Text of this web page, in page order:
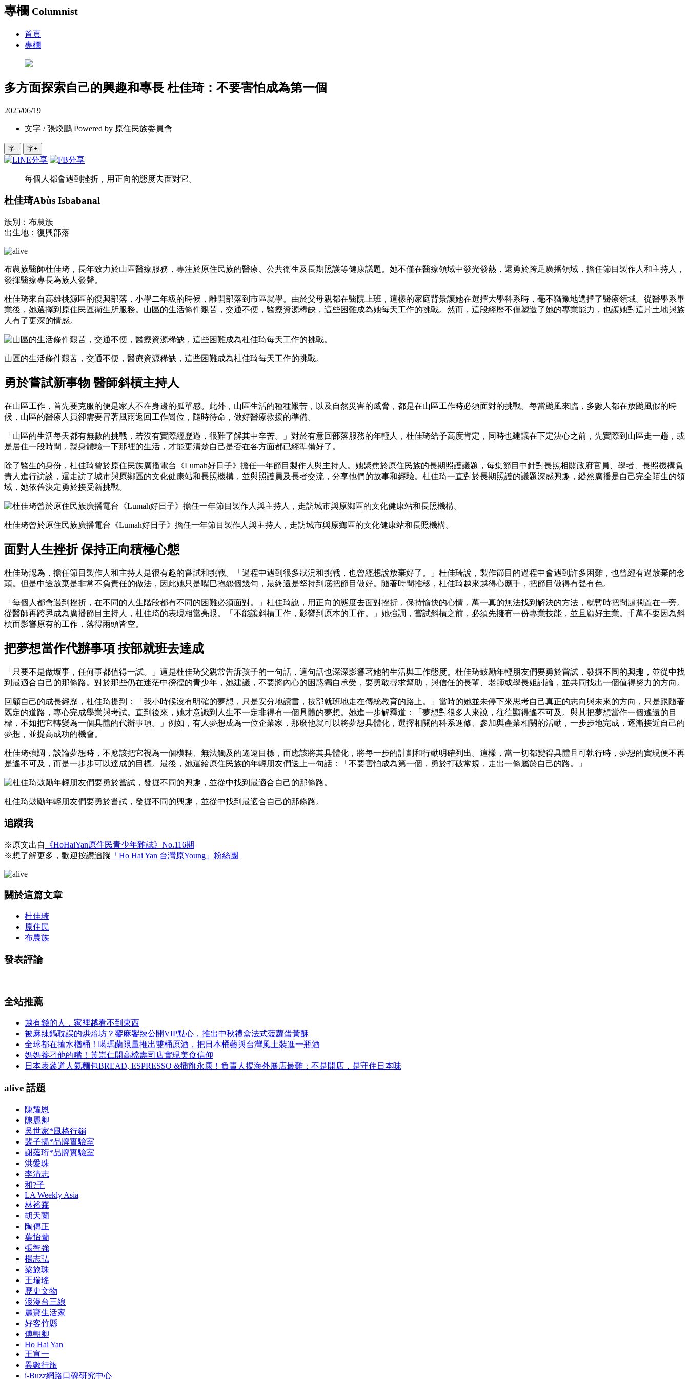
專欄 Columnist
首頁
專欄
多方面探索自己的興趣和專長 杜佳琦：不要害怕成為第一個
2025/06/19
文字 / 張煥鵬 Powered by 原住民族委員會
字- 字+
每個人都會遇到挫折，用正向的態度去面對它。
杜佳琦Abùs Isbabanal
族別：布農族
出生地：復興部落
布農族醫師杜佳琦，長年致力於山區醫療服務，專注於原住民族的醫療、公共衛生及長期照護等健康議題。她不僅在醫療領域中發光發熱，還勇於跨足廣播領域，擔任節目製作人和主持人，
發揮醫療專長為族人發聲。
杜佳琦來自高雄桃源區的復興部落，小學二年級的時候，離開部落到市區就學。由於父母親都在醫院上班，這樣的家庭背景讓她在選擇大學科系時，毫不猶豫地選擇了醫療領域。從醫學系畢
業後，她選擇到原住民區衛生所服務。山區的生活條件艱苦，交通不便，醫療資源稀缺，這些困難成為她每天工作的挑戰。然而，這段經歷不僅塑造了她的專業能力，也讓她對這片土地與族
人有了更深的情感。
山區的生活條件艱苦，交通不便，醫療資源稀缺，這些困難成為杜佳琦每天工作的挑戰。
勇於嘗試新事物 醫師斜槓主持人
在山區工作，首先要克服的便是家人不在身邊的孤單感。此外，山區生活的種種艱苦，以及自然災害的威脅，都是在山區工作時必須面對的挑戰。每當颱風來臨，多數人都在放颱風假的時
候，山區的醫療人員卻需要冒著風雨返回工作崗位，隨時待命，做好醫療救援的準備。
「山區的生活每天都有無數的挑戰，若沒有實際經歷過，很難了解其中辛苦。」對於有意回部落服務的年輕人，杜佳琦給予高度肯定，同時也建議在下定決心之前，先實際到山區走一趟，或
是居住一段時間，親身體驗一下那裡的生活，才能更清楚自己是否在各方面都已經準備好了。
除了醫生的身份，杜佳琦曾於原住民族廣播電台《Lumah好日子》擔任一年節目製作人與主持人。她聚焦於原住民族的長期照護議題，每集節目中針對長照相關政府官員、學者、長照機構負
責人進行訪談，還走訪了城市與原鄉區的文化健康站和長照機構，並與照護員及長者交流，分享他們的故事和經驗。杜佳琦一直對於長期照護的議題深感興趣，縱然廣播是自己完全陌生的領
域，她依舊決定勇於接受新挑戰。
杜佳琦曾於原住民族廣播電台《Lumah好日子》擔任一年節目製作人與主持人，走訪城市與原鄉區的文化健康站和長照機構。
面對人生挫折 保持正向積極心態
杜佳琦認為，擔任節目製作人和主持人是很有趣的嘗試和挑戰。「過程中遇到很多狀況和挑戰，也曾經想說放棄好了。」杜佳琦說，製作節目的過程中會遇到許多困難，也曾經有過放棄的念
頭。但是中途放棄是非常不負責任的做法，因此她只是嘴巴抱怨個幾句，最終還是堅持到底把節目做好。隨著時間推移，杜佳琦越來越得心應手，把節目做得有聲有色。
「每個人都會遇到挫折，在不同的人生階段都有不同的困難必須面對。」杜佳琦說，用正向的態度去面對挫折，保持愉快的心情，萬一真的無法找到解決的方法，就暫時把問題擱置在一旁。
從醫師再跨界成為廣播節目主持人，杜佳琦的表現相當亮眼。「不能讓斜槓工作，影響到原本的工作。」她強調，嘗試斜槓之前，必須先擁有一份專業技能，並且顧好主業。千萬不要因為斜
槓而影響原有的工作，落得兩頭皆空。
把夢想當作代辦事項 按部就班去達成
「只要不是做壞事，任何事都值得一試。」這是杜佳琦父親常告訴孩子的一句話，這句話也深深影響著她的生活與工作態度。杜佳琦鼓勵年輕朋友們要勇於嘗試，發掘不同的興趣，並從中找
到最適合自己的那條路。對於那些仍在迷茫中徬徨的青少年，她建議，不要將內心的困惑獨自承受，要勇敢尋求幫助，與信任的長輩、老師或學長姐討論，並共同找出一個值得努力的方向。
回顧自己的成長經歷，杜佳琦提到：「我小時候沒有明確的夢想，只是安分地讀書，按部就班地走在傳統教育的路上。」當時的她並未停下來思考自己真正的志向與未來的方向，只是跟隨著
既定的道路，專心完成學業與考試。直到後來，她才意識到人生不一定非得有一個具體的夢想。她進一步解釋道：「夢想對很多人來說，往往顯得遙不可及。與其把夢想當作一個遙遠的目
標，不如把它轉變為一個具體的代辦事項。」例如，有人夢想成為一位企業家，那麼他就可以將夢想具體化，選擇相關的科系進修、參加與產業相關的活動，一步步地完成，逐漸接近自己的
夢想，並提高成功的機會。
杜佳琦強調，談論夢想時，不應該把它視為一個模糊、無法觸及的遙遠目標，而應該將其具體化，將每一步的計劃和行動明確列出。這樣，當一切都變得具體且可執行時，夢想的實現便不再
是遙不可及，而是一步步可以達成的目標。最後，她還給原住民族的年輕朋友們送上一句話：「不要害怕成為第一個，勇於打破常規，走出一條屬於自己的路。」
杜佳琦鼓勵年輕朋友們要勇於嘗試，發掘不同的興趣，並從中找到最適合自己的那條路。
追蹤我
※原文出自
《HoHaiYan原住民青少年雜誌》No.116期
※想了解更多，歡迎按讚追蹤 「Ho Hai Yan 台灣原Young」粉絲團
關於這篇文章
杜佳琦
原住民
布農族
發表評論
全站推薦
越有錢的人，家裡越看不到東西
被麻辣鍋耽誤的烘焙坊？饗麻饗辣公開VIP點心，推出中秋禮盒法式菠蘿蛋黃酥
全球都在搶水楢桶！噶瑪蘭限量推出雙桶原酒，把日本桶藝與台灣風土裝進一瓶酒
媽媽養刁他的嘴！黃崇仁開高檔壽司店實現美食信仰
日本表參道人氣麵包BREAD, ESPRESSO &插旗永康！負責人揭海外展店最難：不是開店，是守住日本味
alive 話題
陳耀恩
陳麗卿
吳世家*風格行銷
裴子揚*品牌實驗室
謝蘊珩*品牌實驗室
洪愛珠
李清志
和?子
LA Weekly Asia
林裕森
胡天蘭
陶傳正
葉怡蘭
張智強
楊志弘
梁旅珠
王瑞瑤
歷史文物
浪漫台三線
麗寶生活家
好客竹縣
傅朝卿
Ho Hai Yan
王宣一
異數行旅
i-Buzz網路口碑研究中心